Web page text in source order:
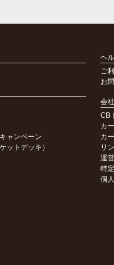
ャンペーン
ットデッキ）
ヘ
ご
お
会
CB
カ
カ
リ
運
特
個